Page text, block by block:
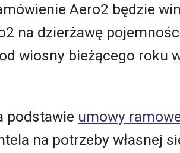
Aero2 będzie
na dzierżawę
wiosny bieżącego roku
podstawie umowy
na potrzeby własnej